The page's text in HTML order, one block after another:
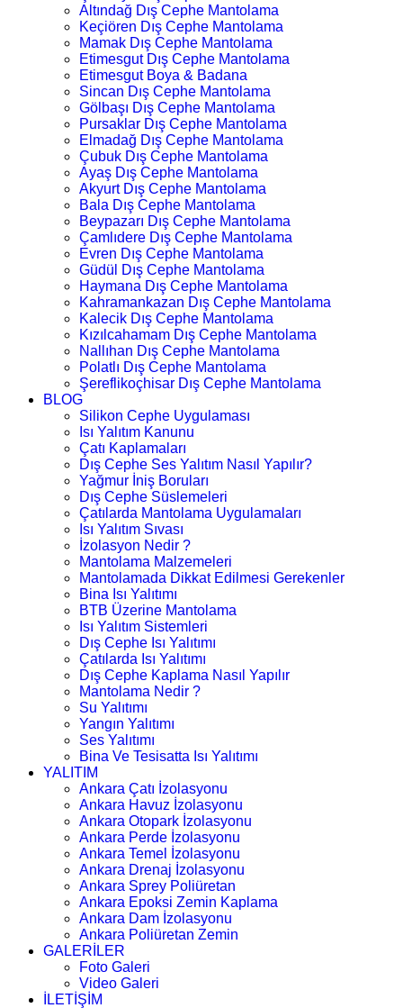
Altındağ Dış Cephe Mantolama
Keçiören Dış Cephe Mantolama
Mamak Dış Cephe Mantolama
Etimesgut Dış Cephe Mantolama
Etimesgut Boya & Badana
Sincan Dış Cephe Mantolama
Gölbaşı Dış Cephe Mantolama
Pursaklar Dış Cephe Mantolama
Elmadağ Dış Cephe Mantolama
Çubuk Dış Cephe Mantolama
Ayaş Dış Cephe Mantolama
Akyurt Dış Cephe Mantolama
Bala Dış Cephe Mantolama
Beypazarı Dış Cephe Mantolama
Çamlıdere Dış Cephe Mantolama
Evren Dış Cephe Mantolama
Güdül Dış Cephe Mantolama
Haymana Dış Cephe Mantolama
Kahramankazan Dış Cephe Mantolama
Kalecik Dış Cephe Mantolama
Kızılcahamam Dış Cephe Mantolama
Nallıhan Dış Cephe Mantolama
Polatlı Dış Cephe Mantolama
Şereflikoçhisar Dış Cephe Mantolama
BLOG
Silikon Cephe Uygulaması
Isı Yalıtım Kanunu
Çatı Kaplamaları
Dış Cephe Ses Yalıtım Nasıl Yapılır?
Yağmur İniş Boruları
Dış Cephe Süslemeleri
Çatılarda Mantolama Uygulamaları
Isı Yalıtım Sıvası
İzolasyon Nedir ?
Mantolama Malzemeleri
Mantolamada Dikkat Edilmesi Gerekenler
Bina Isı Yalıtımı
BTB Üzerine Mantolama
Isı Yalıtım Sistemleri
Dış Cephe Isı Yalıtımı
Çatılarda Isı Yalıtımı
Dış Cephe Kaplama Nasıl Yapılır
Mantolama Nedir ?
Su Yalıtımı
Yangın Yalıtımı
Ses Yalıtımı
Bina Ve Tesisatta Isı Yalıtımı
YALITIM
Ankara Çatı İzolasyonu
Ankara Havuz İzolasyonu
Ankara Otopark İzolasyonu
Ankara Perde İzolasyonu
Ankara Temel İzolasyonu
Ankara Drenaj İzolasyonu
Ankara Sprey Poliüretan
Ankara Epoksi Zemin Kaplama
Ankara Dam İzolasyonu
Ankara Poliüretan Zemin
GALERİLER
Foto Galeri
Video Galeri
İLETİŞİM